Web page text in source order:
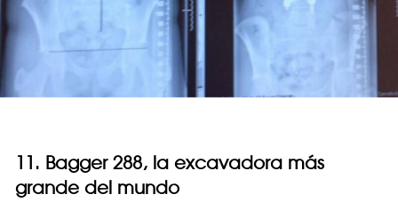
11. Bagger 288, la excavadora más
grande del mundo